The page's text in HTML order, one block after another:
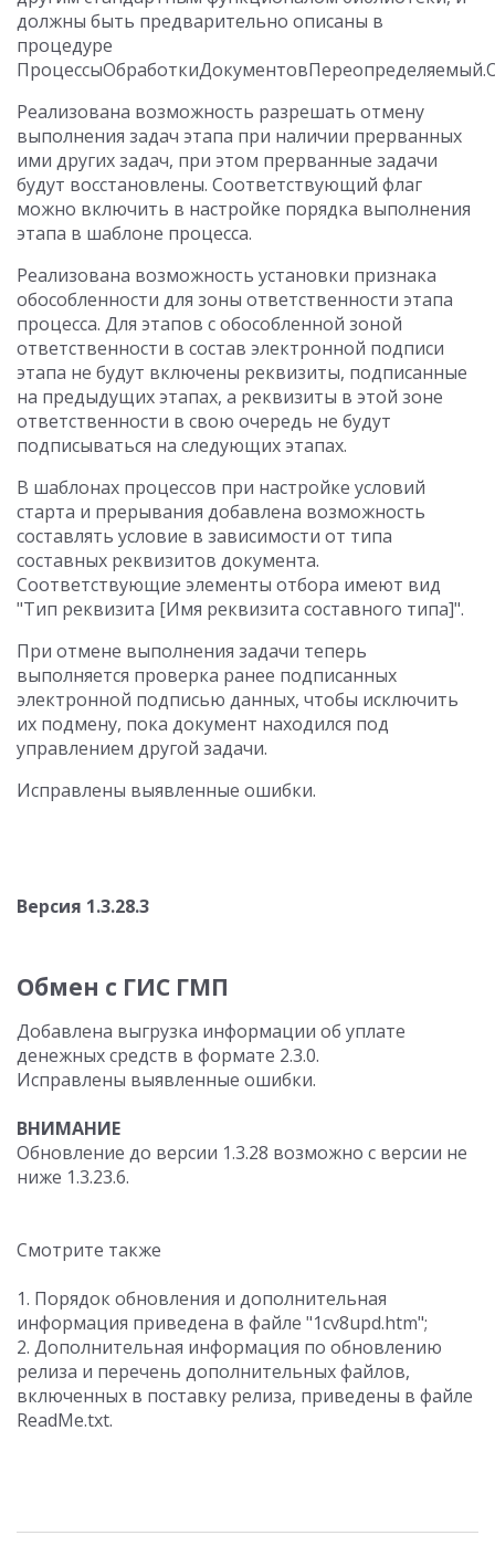
должны быть предварительно описаны в
процедуре
Реализована возможность разрешать отмену
выполнения задач этапа при наличии прерванных
ими других задач, при этом прерванные задачи
будут восстановлены. Соответствующий флаг
можно включить в настройке порядка выполнения
этапа в шаблоне процесса.
Реализована возможность установки признака
обособленности для зоны ответственности этапа
процесса. Для этапов с обособленной зоной
ответственности в состав электронной подписи
этапа не будут включены реквизиты, подписанные
на предыдущих этапах, а реквизиты в этой зоне
ответственности в свою очередь не будут
подписываться на следующих этапах.
В шаблонах процессов при настройке условий
старта и прерывания добавлена возможность
составлять условие в зависимости от типа
составных реквизитов документа.
Соответствующие элементы отбора имеют вид
"Тип реквизита [Имя реквизита составного типа]".
При отмене выполнения задачи теперь
выполняется проверка ранее подписанных
электронной подписью данных, чтобы исключить
их подмену, пока документ находился под
управлением другой задачи.
Исправлены выявленные ошибки.
Версия 1.3.28.3
Обмен с ГИС ГМП
Добавлена выгрузка информации об уплате
денежных средств в формате 2.3.0.
Исправлены выявленные ошибки.
ВНИМАНИЕ
Обновление до версии 1.3.28 возможно с версии не
ниже 1.3.23.6.
Смотрите также
1. Порядок обновления и дополнительная
информация приведена в файле "1cv8upd.htm";
2. Дополнительная информация по обновлению
релиза и перечень дополнительных файлов,
включенных в поставку релиза, приведены в файле
ReadMe.txt.